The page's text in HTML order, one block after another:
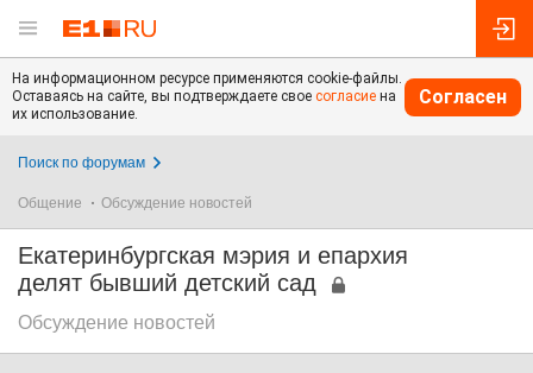
На информационном ресурсе применяются cookie-файлы.
Оставаясь на сайте, вы подтверждаете свое согласие на
их использование.
Согласен
Поиск по форумам
Общение Обсуждение новостей
Екатеринбургская мэрия и епархия
делят бывший детский сад
Обсуждение новостей